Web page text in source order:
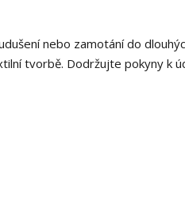
nebo zamotání do
tvorbě. Dodržujte pokyny k